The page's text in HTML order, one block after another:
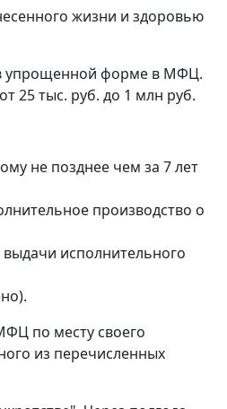
жизни и здоровью
упрощенной форме в МФЦ.
25 тыс. руб. до 1 млн руб.
не позднее чем за 7 лет
производство о
исполнительного
по месту своего
из перечисленных